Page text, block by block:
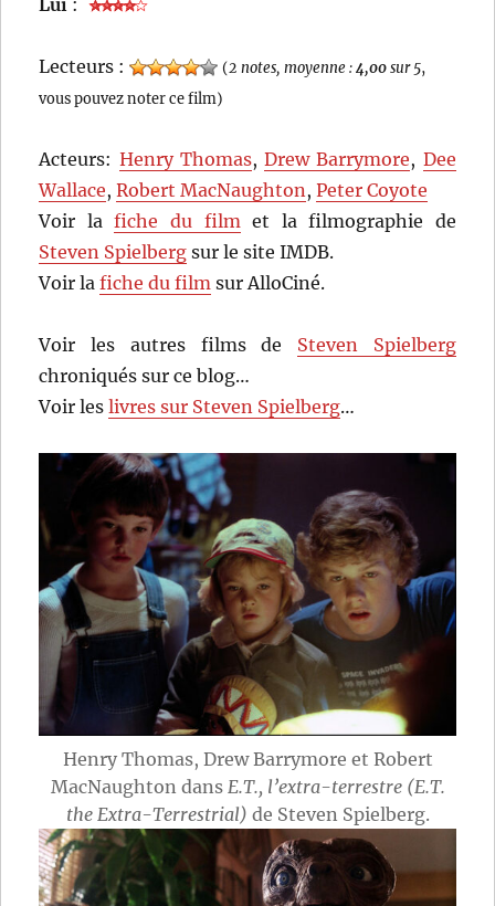
Lecteurs : (2 notes, moyenne :4,00sur 5,
vous pouvez noter ce film)
Acteurs: Henry Thomas,Drew Barrymore, Dee
Wallace,Robert MacNaughton ,Peter Coyote
Voir lafiche du film et la filmographie de
Steven Spielberg sur le site IMDB.
Voir lafiche du film sur AlloCiné.
Voir les autres films de Steven Spielberg
chroniqués sur ce blog…
Voir leslivres sur Steven Spielberg…
Henry Thomas, Drew Barrymore et Robert
MacNaughton dans E.T., l’extra-terrestre (E.T.
the Extra-Terrestrial) de Steven Spielberg.